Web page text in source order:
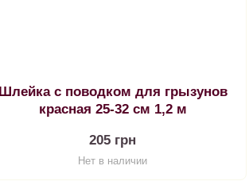
Шлейка с поводком для грызунов
красная 25-32 см 1,2 м
205 грн
Нет в наличии